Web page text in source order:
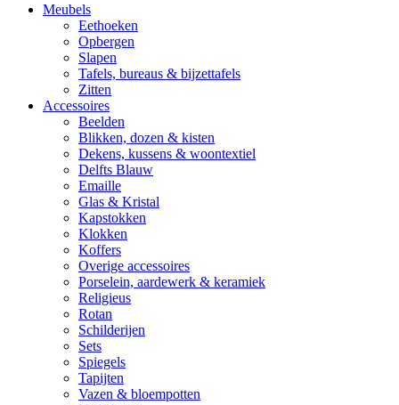
Meubels
Eethoeken
Opbergen
Slapen
Tafels, bureaus & bijzettafels
Zitten
Accessoires
Beelden
Blikken, dozen & kisten
Dekens, kussens & woontextiel
Delfts Blauw
Emaille
Glas & Kristal
Kapstokken
Klokken
Koffers
Overige accessoires
Porselein, aardewerk & keramiek
Religieus
Rotan
Schilderijen
Sets
Spiegels
Tapijten
Vazen & bloempotten